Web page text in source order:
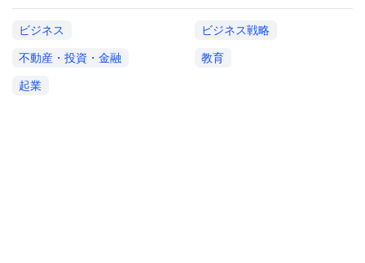
ビジネス
ビジネス戦略
不動産・投資・金融
教育
起業